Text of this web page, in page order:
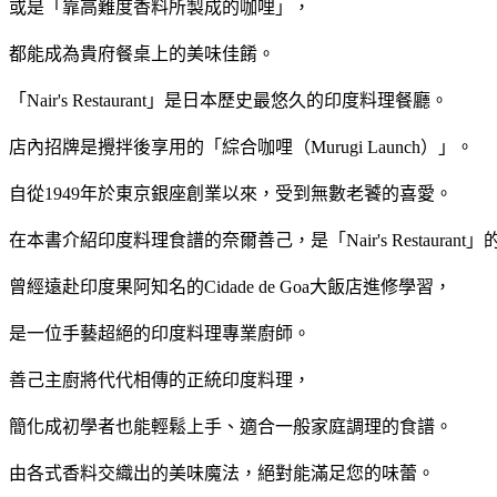
或是「靠高難度香料所製成的咖哩」，
都能成為貴府餐桌上的美味佳餚。
「Nair's Restaurant」是日本歷史最悠久的印度料理餐廳。
店內招牌是攪拌後享用的「綜合咖哩（Murugi Launch）」。
自從1949年於東京銀座創業以來，受到無數老饕的喜愛。
在本書介紹印度料理食譜的奈爾善己，是「Nair's Restaurant」
曾經遠赴印度果阿知名的Cidade de Goa大飯店進修學習，
是一位手藝超絕的印度料理專業廚師。
善己主廚將代代相傳的正統印度料理，
簡化成初學者也能輕鬆上手、適合一般家庭調理的食譜。
由各式香料交織出的美味魔法，絕對能滿足您的味蕾。